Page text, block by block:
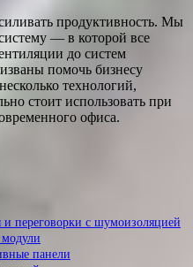
продуктивность. Мы
— в которой все
до систем
помочь бизнесу
технологий,
стоит использовать при
офиса.
переговорки с шумоизоляцией
панели